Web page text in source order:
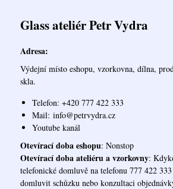
Glass ateliér Petr Vydra
Adresa:
Výdejní místo eshopu, vzorkovna, dílna,
skla.
Telefon: +420 777 422 333
Mail: info@petrvydra.cz
Youtube kanál
Otevírací doba eshopu: Nonstop
Otevírací doba ateliéru a vzorkovny:
telefonické domluvě na telefonu 777 422
domluvit schůzku nebo konzultaci